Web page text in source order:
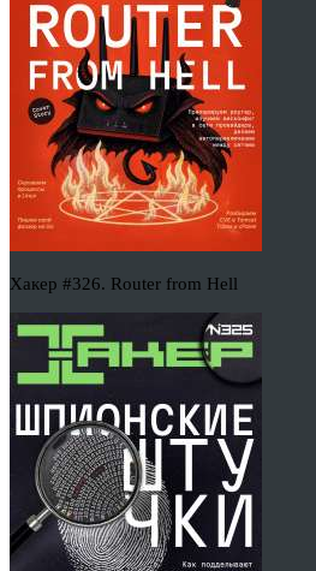
Хакер #326. Router from Hell